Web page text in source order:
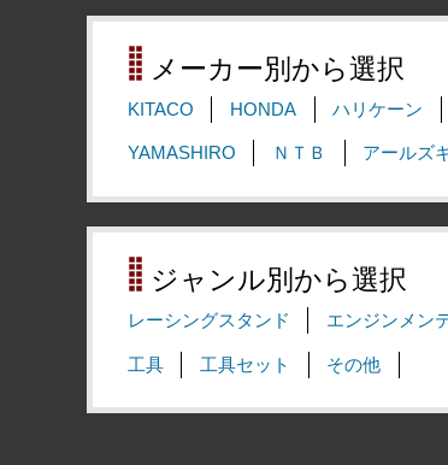
メーカー別から選択
KITACO HONDA ハリケーン
YAMASHIRO ＮＴＢ アールズ
ジャンル別から選択
レーシングスタンド エンジンメン
工具 工具セット その他